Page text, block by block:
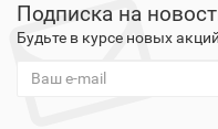
Подписка на
Будьте в курсе новых